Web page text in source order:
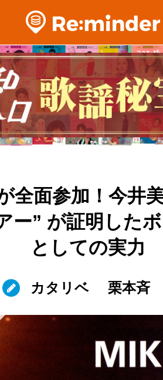
全面参加！今井
ー” が証明した
としての実力
カタリベ 栗本斉